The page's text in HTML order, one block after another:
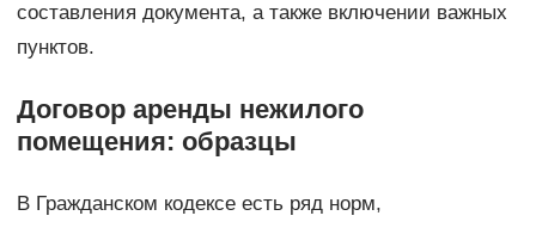
составления документа, а также включении важных
пунктов.
Договор аренды нежилого
помещения: образцы
В Гражданском кодексе есть ряд норм,